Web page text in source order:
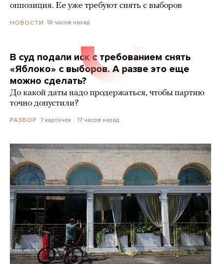
оппозиция. Ее уже требуют снять с выборов
НОВОСТИ 18 часов назад
В суд подали иск с требованием снять
«Яблоко» с выборов. А разве это еще
можно сделать?
До какой даты надо продержаться, чтобы партию
точно допустили?
РАЗБОР 7 карточек 17 часов назад